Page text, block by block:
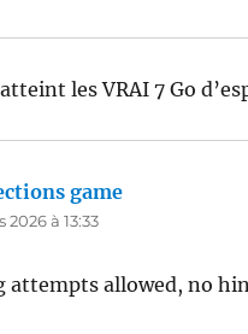
les VRAI 7 Go
game
2026 à 13:33
attempts allowed, no